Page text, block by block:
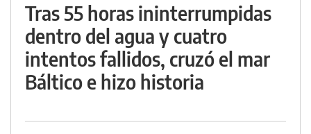
Tras 55 horas ininterrumpidas
dentro del agua y cuatro
intentos fallidos, cruzó el mar
Báltico e hizo historia